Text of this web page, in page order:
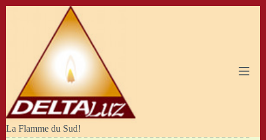
La Flamme du Sud!